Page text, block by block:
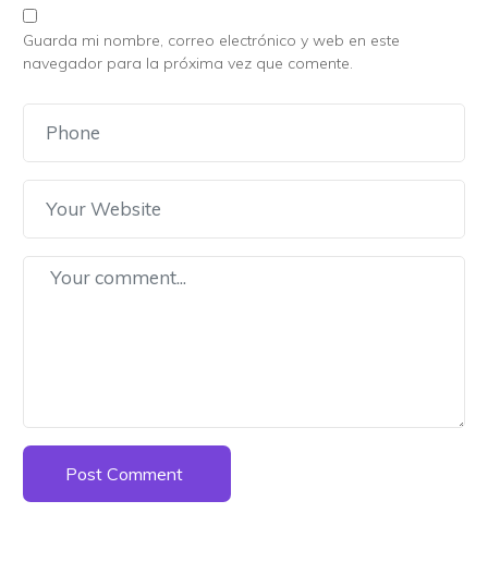
Guarda mi nombre, correo electrónico y web en este
navegador para la próxima vez que comente.
Post Comment